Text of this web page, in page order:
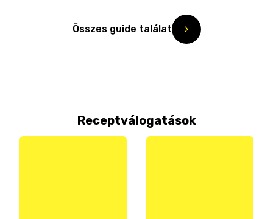
Összes guide találat
Receptválogatások